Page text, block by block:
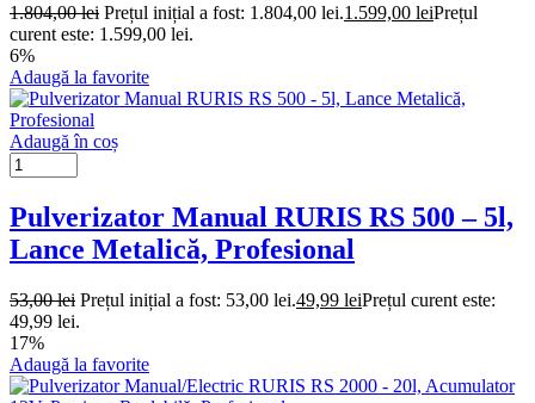
1.804,00lei Prețul inițial a fost: 1.804,00 lei.1.599,00 leiPrețul
curent este: 1.599,00 lei.
6%
Adaugă la favorite
Adaugă în coș
Pulverizator Manual RURIS RS 500 – 5l,
Lance Metalică, Profesional
53,00lei Prețul inițial a fost: 53,00 lei.49,99 leiPrețul curent este:
49,99 lei.
17%
Adaugă la favorite